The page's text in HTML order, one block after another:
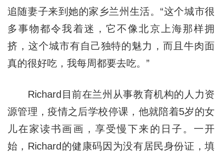
追随妻子来到她的家乡兰州生活。“这个城市很
多事物都令我着迷，它不像北京上海那样拥
挤，这个城市有自己独特的魅力，而且牛肉面
真的很好吃，我每周都要去吃。”
Richard目前在兰州从事教育机构的人力资
源管理，疫情之后学校停课，他就陪着5岁的女
儿在家读书画画，享受慢下来的日子。一开
始，Richard的健康码因为没有居民身份证，填